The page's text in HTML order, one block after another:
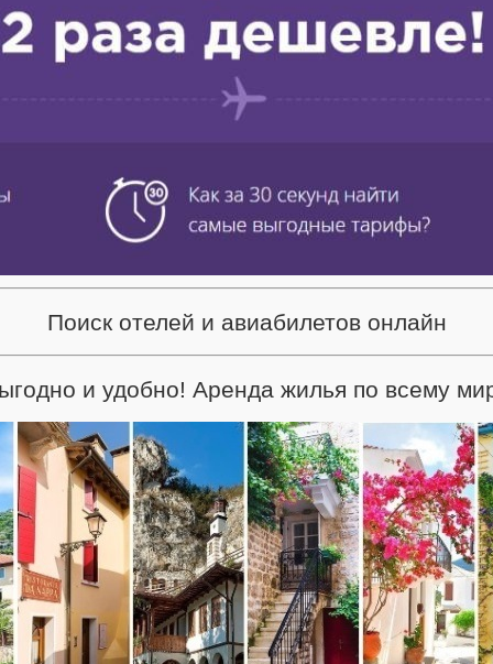
Поиск отелей и авиабилетов онлайн
и удобно! Аренда жилья по всему